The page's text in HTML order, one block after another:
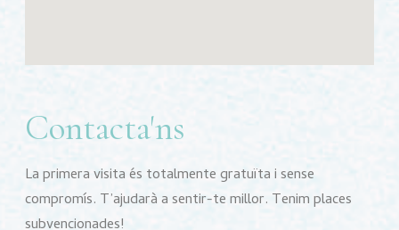
Contacta'ns
La primera visita és totalmente gratuïta i sense
compromís. T’ajudarà a sentir-te millor. Tenim places
subvencionades!